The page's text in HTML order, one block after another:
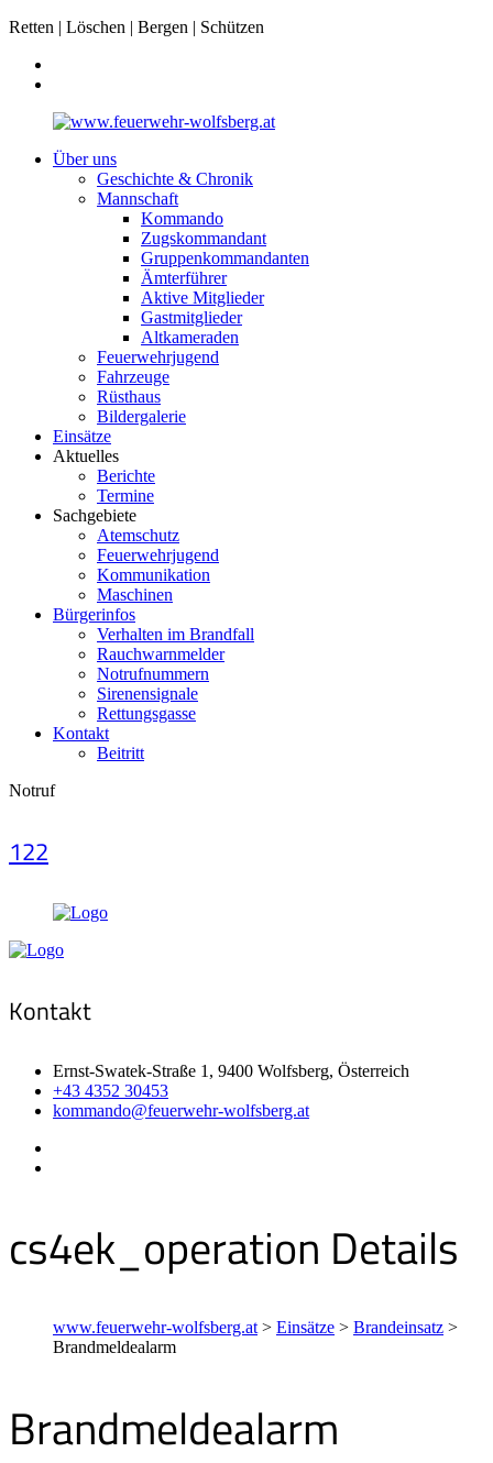
Retten | Löschen | Bergen | Schützen
Über uns
Geschichte & Chronik
Mannschaft
Kommando
Zugskommandant
Gruppenkommandanten
Ämterführer
Aktive Mitglieder
Gastmitglieder
Altkameraden
Feuerwehrjugend
Fahrzeuge
Rüsthaus
Bildergalerie
Einsätze
Aktuelles
Berichte
Termine
Sachgebiete
Atemschutz
Feuerwehrjugend
Kommunikation
Maschinen
Bürgerinfos
Verhalten im Brandfall
Rauchwarnmelder
Notrufnummern
Sirenensignale
Rettungsgasse
Kontakt
Beitritt
Notruf
122
Kontakt
Ernst-Swatek-Straße 1, 9400 Wolfsberg, Österreich
+43 4352 30453
kommando@feuerwehr-wolfsberg.at
cs4ek_operation Details
www.feuerwehr-wolfsberg.at > Einsätze > Brandeinsatz >
Brandmeldealarm
Brandmeldealarm